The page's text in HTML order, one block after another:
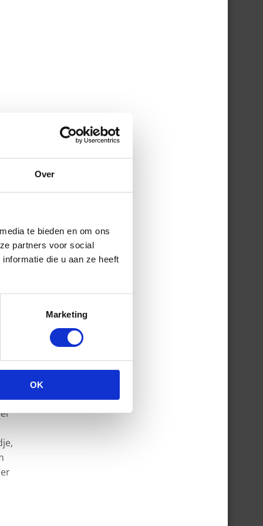
Over
te bieden en om ons
partners voor social
die u aan ze heeft
Marketing
OK